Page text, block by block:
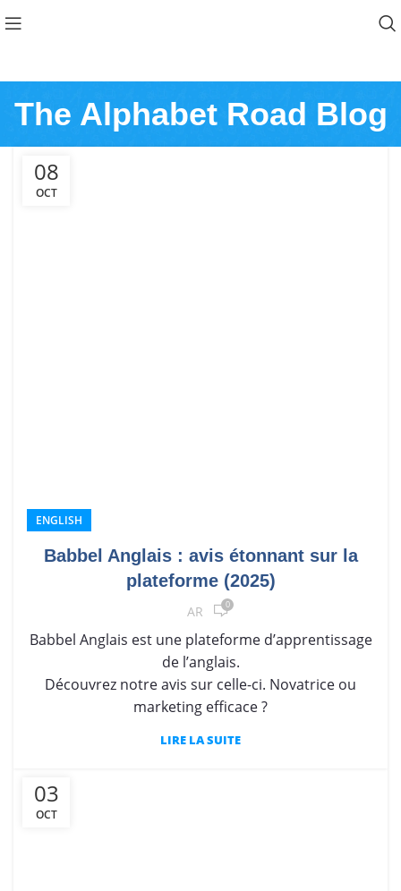
The Alphabet Road Blog
08
OCT
ENGLISH
Babbel Anglais : avis étonnant sur la
plateforme (2025)
AR 0
Babbel Anglais est une plateforme d’apprentissage
de l’anglais.
Découvrez notre avis sur celle-ci. Novatrice ou
marketing efficace ?
LIRE LA SUITE
03
OCT